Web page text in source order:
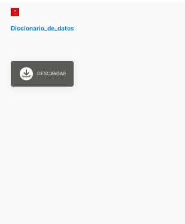
Diccionario_de_datos
DESCARGAR